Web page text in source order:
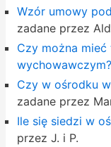
Wzór umowy
zadane przez
Czy można
wychowawczym?
Czy w ośrodku
zadane przez
Ile się siedzi w
przez J. i P.